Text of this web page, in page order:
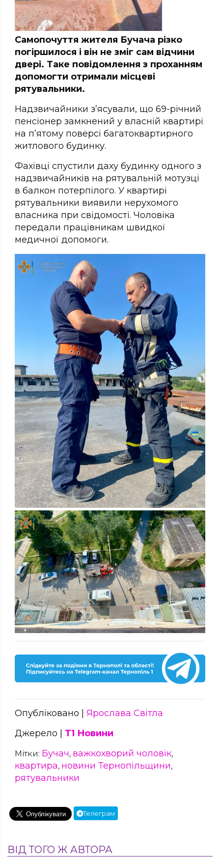
Самопочуття жителя Бучача різко
погіршилося і він не зміг сам відчини
двері. Таке повідомлення з проханням
допомогти отримали місцеві
рятувальники.
Надзвичайники з’ясували, що 69-річний
пенсіонер замкнений у власній квартирі
на п’ятому поверсі багатоквартирного
житлового будинку.
Фахівці спустили даху будинку одного з
надзвичайників на рятувальній мотузці
в балкон потерпілого. У квартирі
рятувальники виявили нерухомого
власника при свідомості. Чоловіка
передали працівникам швидкої
медичної допомоги.
Опубліковано | Ярослава Світла
Джерело | Т1 Новини
Мітки: Бучач, важкохворий чоловік,
квартира, новини Тернопільщини,
рятувальники
Телеграм
ВІД ТОГО Ж АВТОРА